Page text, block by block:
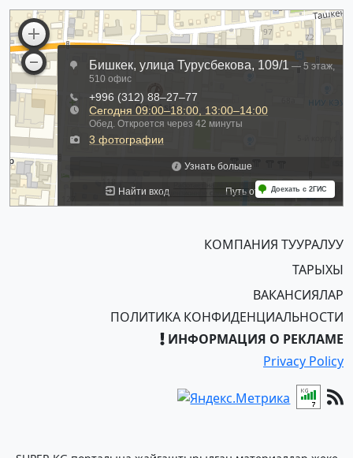
КОМПАНИЯ ТУУРАЛУУ
ТАРЫХЫ
ВАКАНСИЯЛАР
ПОЛИТИКА КОНФИДЕНЦИАЛЬНОСТИ
ИНФОРМАЦИЯ О РЕКЛАМЕ
Privacy Policy